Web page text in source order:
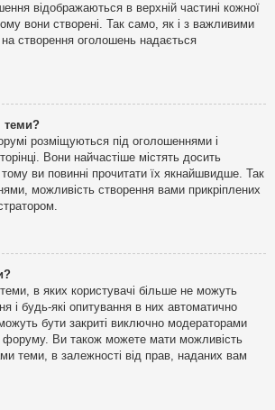
відображаються в верхній частині кожної
вони створені. Так само, як і з важливими
створення оголошень надається
теми?
розміщуються під оголошеннями і
Вони найчастіше містять досить
ви повинні прочитати їх якнайшвидше. Так
можливість створення вами прикріплених
в яких користувачі більше не можуть
і будь-які опитування в них автоматично
бути закриті виключно модераторами
форуму. Ви також можете мати можливість
теми, в залежності від прав, наданих вам